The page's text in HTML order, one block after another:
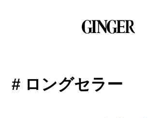
# ロングセラー